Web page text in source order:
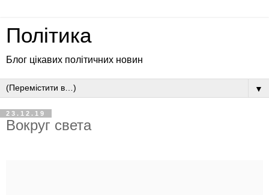
Політика
Блог цікавих політичних новин
▼
23.12.19
Вокруг света